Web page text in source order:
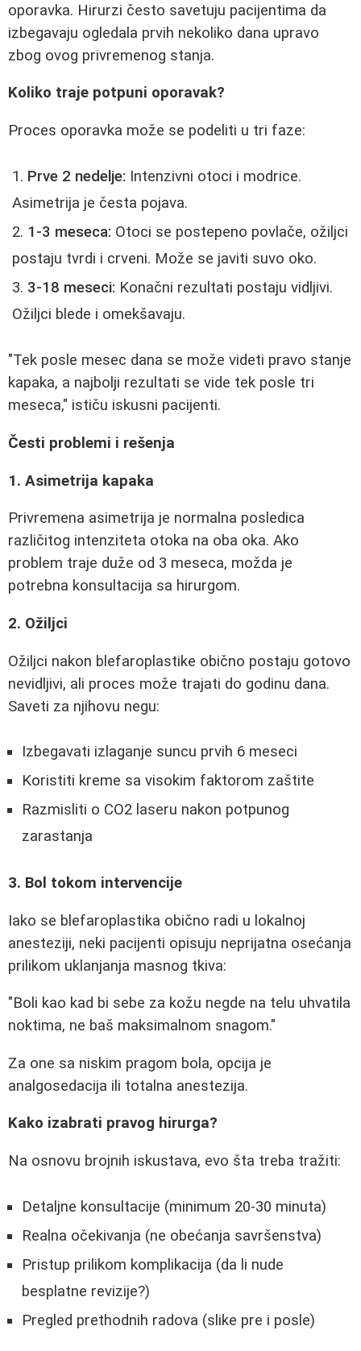
oporavka. Hirurzi često savetuju pacijentima da
izbegavaju ogledala prvih nekoliko dana upravo
zbog ovog privremenog stanja.
Koliko traje potpuni oporavak?
Proces oporavka može se podeliti u tri faze:
Prve 2 nedelje: Intenzivni otoci i modrice.
Asimetrija je česta pojava.
1-3 meseca: Otoci se postepeno povlače, ožiljci
postaju tvrdi i crveni. Može se javiti suvo oko.
3-18 meseci: Konačni rezultati postaju vidljivi.
Ožiljci blede i omekšavaju.
"Tek posle mesec dana se može videti pravo stanje
kapaka, a najbolji rezultati se vide tek posle tri
meseca," ističu iskusni pacijenti.
Česti problemi i rešenja
1. Asimetrija kapaka
Privremena asimetrija je normalna posledica
različitog intenziteta otoka na oba oka. Ako
problem traje duže od 3 meseca, možda je
potrebna konsultacija sa hirurgom.
2. Ožiljci
Ožiljci nakon blefaroplastike obično postaju gotovo
nevidljivi, ali proces može trajati do godinu dana.
Saveti za njihovu negu:
Izbegavati izlaganje suncu prvih 6 meseci
Koristiti kreme sa visokim faktorom zaštite
Razmisliti o CO2 laseru nakon potpunog
zarastanja
3. Bol tokom intervencije
Iako se blefaroplastika obično radi u lokalnoj
anesteziji, neki pacijenti opisuju neprijatna osećanja
prilikom uklanjanja masnog tkiva:
"Boli kao kad bi sebe za kožu negde na telu uhvatila
noktima, ne baš maksimalnom snagom."
Za one sa niskim pragom bola, opcija je
analgosedacija ili totalna anestezija.
Kako izabrati pravog hirurga?
Na osnovu brojnih iskustava, evo šta treba tražiti:
Detaljne konsultacije (minimum 20-30 minuta)
Realna očekivanja (ne obećanja savršenstva)
Pristup prilikom komplikacija (da li nude
besplatne revizije?)
Pregled prethodnih radova (slike pre i posle)